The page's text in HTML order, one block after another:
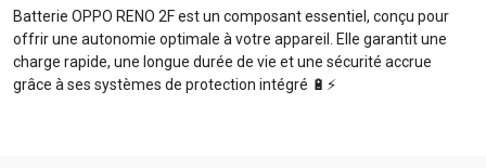
Batterie OPPO RENO 2F est un composant essentiel, conçu pour
offrir une autonomie optimale à votre appareil. Elle garantit une
charge rapide, une longue durée de vie et une sécurité accrue
grâce à ses systèmes de protection intégré 🔋⚡️